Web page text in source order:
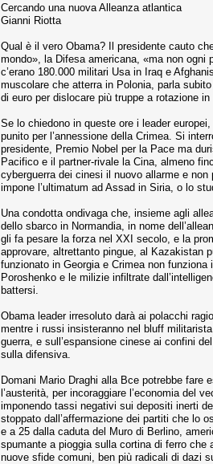
Cercando una nuova Alleanza atlantica
Gianni Riotta
Qual è il vero Obama? Il presidente cauto
mondo», la Difesa americana, «ma non ogni
c’erano 180.000 militari Usa in Iraq e
muscolare che atterra in Polonia, parla
di euro per dislocare più truppe a rotazione
Se lo chiedono in queste ore i leader
punito per l’annessione della Crimea. Si
presidente, Premio Nobel per la Pace ma
Pacifico e il partner-rivale la Cina, almeno
cyberguerra dei cinesi il nuovo allarme e
impone l’ultimatum ad Assad in Siria, o lo
Una condotta ondivaga che, insieme agli
dello sbarco in Normandia, in nome
gli fa pesare la forza nel XXI secolo, e la
approvare, altrettanto pingue, al Kazakistan
funzionato in Georgia e Crimea non
Poroshenko e le milizie infiltrate
battersi.
Obama leader irresoluto darà ai polacchi
mentre i russi insisteranno nel bluff
guerra, e sull’espansione cinese ai confini
sulla difensiva.
Domani Mario Draghi alla Bce potrebbe fare
l’austerità, per incoraggiare l’economia del
imponendo tassi negativi sui depositi inerti
stoppato dall’affermazione dei partiti che lo
e a 25 dalla caduta del Muro di Berlino,
spumante a pioggia sulla cortina di ferro che
nuove sfide comuni, ben più radicali di dazi